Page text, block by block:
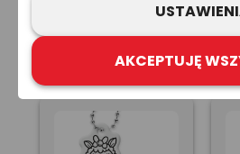
Brelok Odblaskowy
1,48 zł
AKCEPTUJĘ